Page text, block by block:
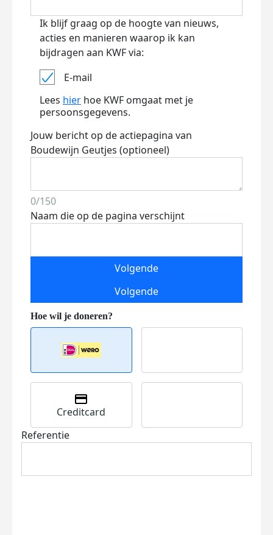
Ik blijf graag op de hoogte van nieuws,
acties en manieren waarop ik kan
bijdragen aan KWF via:
E-mail
Lees hier hoe KWF omgaat met je
persoonsgegevens.
Jouw bericht op de actiepagina van
Boudewijn Geutjes (optioneel)
0/150
Naam die op de pagina verschijnt
Volgende
Volgende
Creditcard
Referentie